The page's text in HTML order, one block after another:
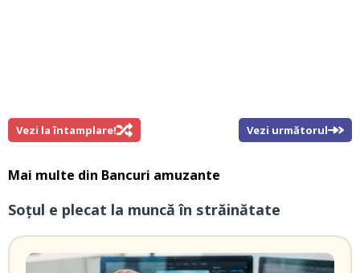
Vezi la întamplare! Vezi următorul
Mai multe din Bancuri amuzante
Soțul e plecat la muncă în străinătate